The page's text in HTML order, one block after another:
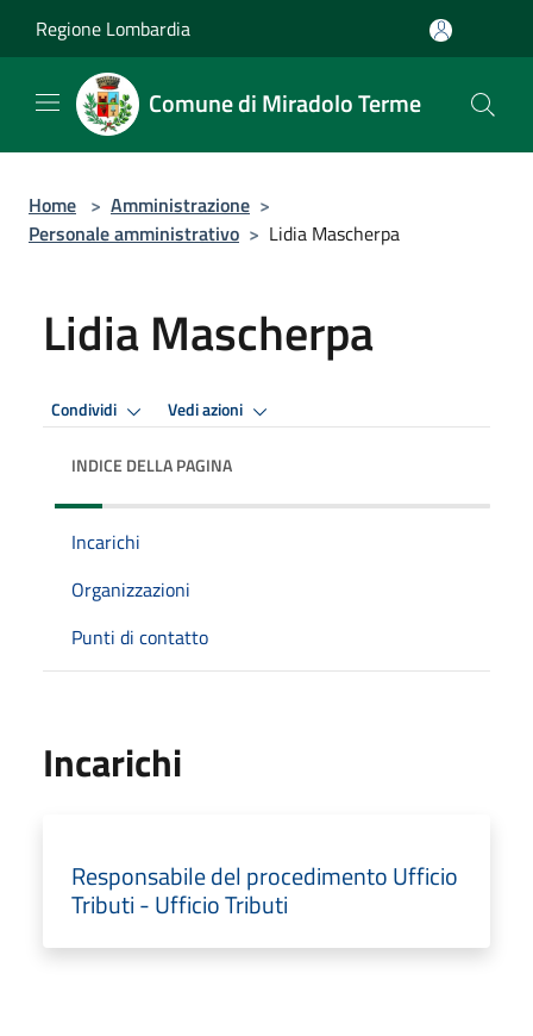
Regione Lombardia
Comune di Miradolo Terme
Home > Amministrazione >
Personale amministrativo > Lidia Mascherpa
Lidia Mascherpa
Condividi Vedi azioni
INDICE DELLA PAGINA
Incarichi
Organizzazioni
Punti di contatto
Incarichi
Responsabile del procedimento Ufficio
Tributi - Ufficio Tributi